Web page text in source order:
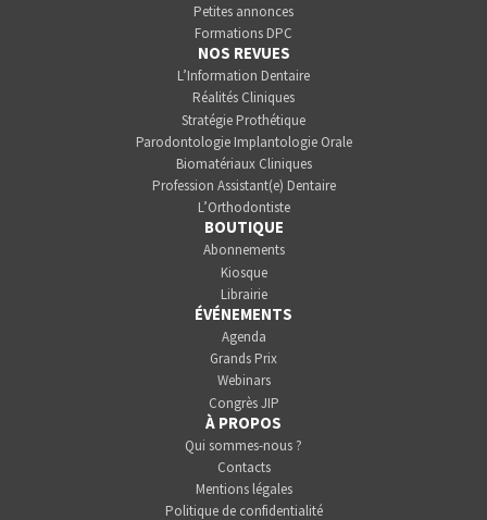
Petites annonces
Formations DPC
NOS REVUES
L’Information Dentaire
Réalités Cliniques
Stratégie Prothétique
Parodontologie Implantologie Orale
Biomatériaux Cliniques
Profession Assistant(e) Dentaire
L’Orthodontiste
BOUTIQUE
Abonnements
Kiosque
Librairie
ÉVÉNEMENTS
Agenda
Grands Prix
Webinars
Congrès JIP
À PROPOS
Qui sommes-nous ?
Contacts
Mentions légales
Politique de confidentialité